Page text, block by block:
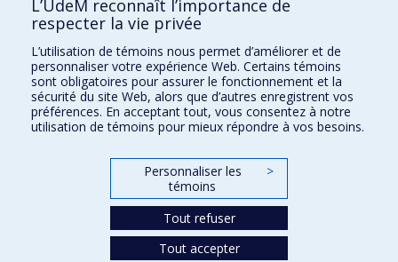
Faculté des sciences de l'éducation
Pavillon Marie-Victorin
90, avenue Vincent-d'Indy
Montréal (Québec) H2V 2S9
L’UdeM reconnaît l’importance de
respecter la vie privée
L’utilisation de témoins nous permet d’améliorer et de
personnaliser votre expérience Web. Certains témoins
sont obligatoires pour assurer le fonctionnement et la
sécurité du site Web, alors que d’autres enregistrent vos
préférences. En acceptant tout, vous consentez à notre
utilisation de témoins pour mieux répondre à vos besoins.
Personnaliser les
témoins
>
Tout refuser
Tout accepter